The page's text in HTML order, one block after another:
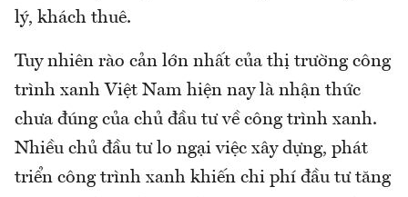
lý, khách thuê.
Tuy nhiên rào cản lớn nhất của thị trường công
trình xanh Việt Nam hiện nay là nhận thức
chưa đúng của chủ đầu tư về công trình xanh.
Nhiều chủ đầu tư lo ngại việc xây dựng, phát
triển công trình xanh khiến chi phí đầu tư tăng